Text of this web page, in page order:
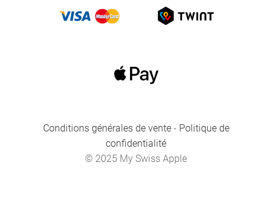
Conditions générales de vente- Politique de
confidentialité
© 2025 My Swiss Apple